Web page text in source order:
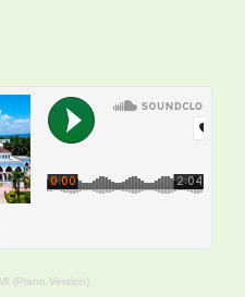
(Piano Version)